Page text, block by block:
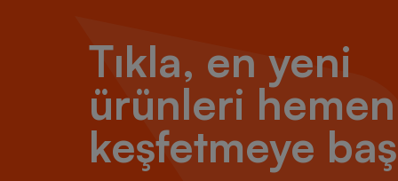
Tıkla, en yeni
ürünleri hemen
keşfetmeye